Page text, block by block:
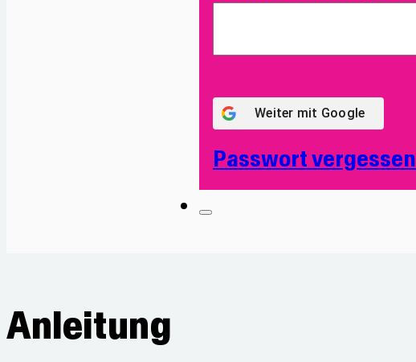
Weiter mit Google
Passwort vergessen
Anleitung